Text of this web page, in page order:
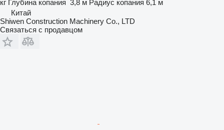
кг Глубина копания 3,8 м Радиус копания 6,1 м
Китай
Shiwen Construction Machinery Co., LTD
Связаться с продавцом